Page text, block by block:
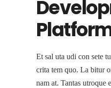
Et sal uta udi con sete
crita tem quo. La bitur
nam at. Tantas utroque